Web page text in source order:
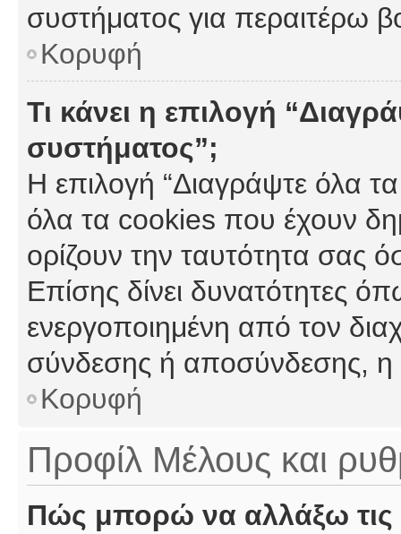
συστήματος για περαιτέρω
Κορυφή
Τι κάνει η επιλογή
συστήματος”;
Η επιλογή “Διαγράψτε όλα
όλα τα cookies που έχουν
ορίζουν την ταυτότητα σας
Επίσης δίνει δυνατότητες
ενεργοποιημένη από τον
σύνδεσης ή αποσύνδεσης, η
Κορυφή
Προφίλ Μέλους και
Πώς μπορώ να αλλάξω τις